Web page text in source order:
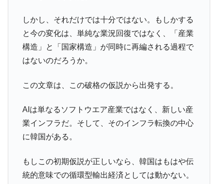
『Money1』
【速報】韓国株式市場の暴落・本日07月29
日(水)もサイドカー・サーキットブレイカーの二段コンボ
『Money1』
IT産業は人を雇用する効果は低い。全産業の
半分未満しか雇用を生まない
『Money1』
韓国「株式市場が賭博場のように変質した
Fact1
日本の誇る海洋資源調査船『白嶺』は先進技術の
塊！
Fact1
夏の甲子園、優勝校を最も多く輩出している都道
Fact1 今話題の「楽天ライオンズ」とは？
Fact1 奇跡の毛色「白毛馬」とは？
しかし、それだけでは十分ではない。もしかする
と今の変化は、単純な業況回復ではなく、「産業
構造」と「国家構造」が同時に再編される過程で
はないのだろうか。
この文章は、この破格の仮説から出発する。
AIは単なるソフトウエア産業ではなく、新しい産
業インフラだ。そして、そのインフラ転換の中心
に韓国がある。
もしこの初期仮説が正しいなら、韓国はもはや伝
統的意味での循環型輸出経済としては動かない。